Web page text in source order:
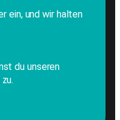
ein, und wir halten
du unseren